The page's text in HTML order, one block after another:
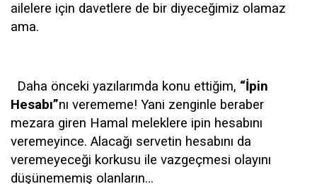
ailelere için davetlere de bir diyeceğimiz olamaz
ama.
Daha önceki yazılarımda konu ettiğim, “İpin
Hesabı”nı verememe! Yani zenginle beraber
mezara giren Hamal meleklere ipin hesabını
veremeyince. Alacağı servetin hesabını da
veremeyeceği korkusu ile vazgeçmesi olayını
düşünememiş olanların…